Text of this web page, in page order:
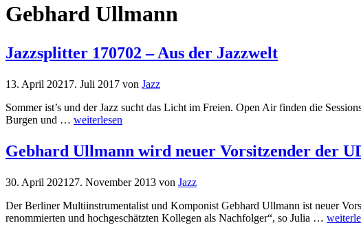
Gebhard Ullmann
Jazzsplitter 170702 – Aus der Jazzwelt
13. April 2021 7. Juli 2017 von Jazz
Sommer ist’s und der Jazz sucht das Licht im Freien. Open Air finden die
Burgen und … weiterlesen
Gebhard Ullmann wird neuer Vorsitzender der
30. April 2021 27. November 2013 von Jazz
Der Berliner Multiinstrumentalist und Komponist Gebhard Ullmann ist neuer
renommierten und hochgeschätzten Kollegen als Nachfolger“, so Julia …